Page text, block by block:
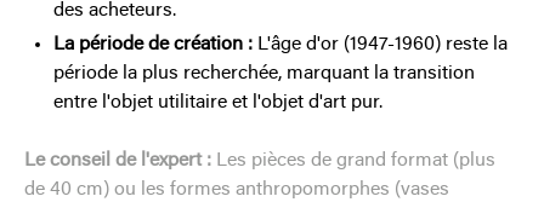
des acheteurs.
La période de création : L'âge d'or (1947-1960) reste la
période la plus recherchée, marquant la transition
entre l'objet utilitaire et l'objet d'art pur.
Le conseil de l'expert : Les pièces de grand format (plus
de 40 cm) ou les formes anthropomorphes (vases